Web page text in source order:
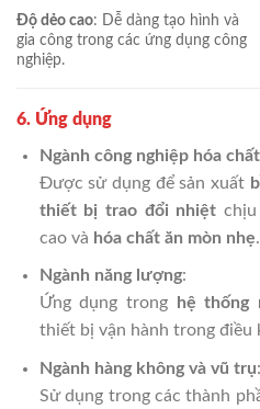
Độ dẻo cao: Dễ dàng tạo hình và
gia công trong các ứng dụng công
nghiệp.
6. Ứng dụng
Ngành công nghiệp hóa chất
Được sử dụng để sản xuất
thiết bị trao đổi nhiệt
cao và hóa chất ăn mòn nhẹ.
Ngành năng lượng:
Ứng dụng trong
hệ thống
thiết bị vận hành trong điều
Ngành hàng không và vũ trụ:
Sử dụng trong các thành